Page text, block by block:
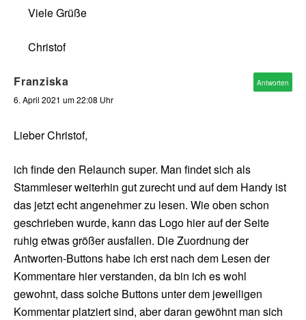
Viele Grüße
Christof
Franziska
6. April 2021 um 22:08 Uhr
Lieber Christof,
ich finde den Relaunch super. Man findet sich als
Stammleser weiterhin gut zurecht und auf dem Handy ist
das jetzt echt angenehmer zu lesen. Wie oben schon
geschrieben wurde, kann das Logo hier auf der Seite
ruhig etwas größer ausfallen. Die Zuordnung der
Antworten-Buttons habe ich erst nach dem Lesen der
Kommentare hier verstanden, da bin ich es wohl
gewohnt, dass solche Buttons unter dem jeweiligen
Kommentar platziert sind, aber daran gewöhnt man sich
Antworten